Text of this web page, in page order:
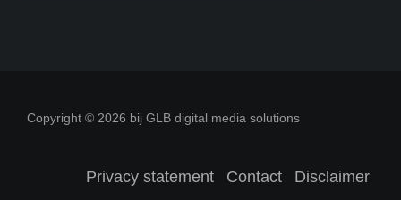
Copyright © 2026 bij GLB digital media solutions
Privacy statement Contact Disclaimer